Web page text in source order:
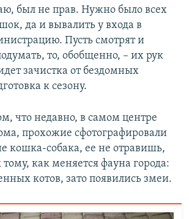
был не прав. Нужно было всех
да и вывалить у входа в
Пусть смотрят и
то, обобщенно, – их рук
зачистка от бездомных
к сезону.
что недавно, в самом центре
прохожие сфотографировали
кошка-собака, ее не отравишь,
как меняется фауна города:
котов, зато появились змеи.